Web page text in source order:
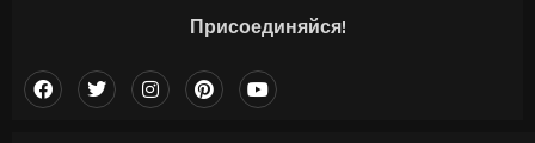
Присоединяйся!